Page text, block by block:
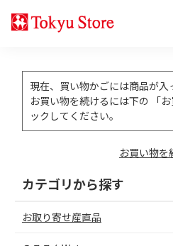
現在、買い物かごには商品が入
お買い物を続けるには下の 「
ックしてください。
お買い物を
カテゴリから探す
お取り寄せ産直品